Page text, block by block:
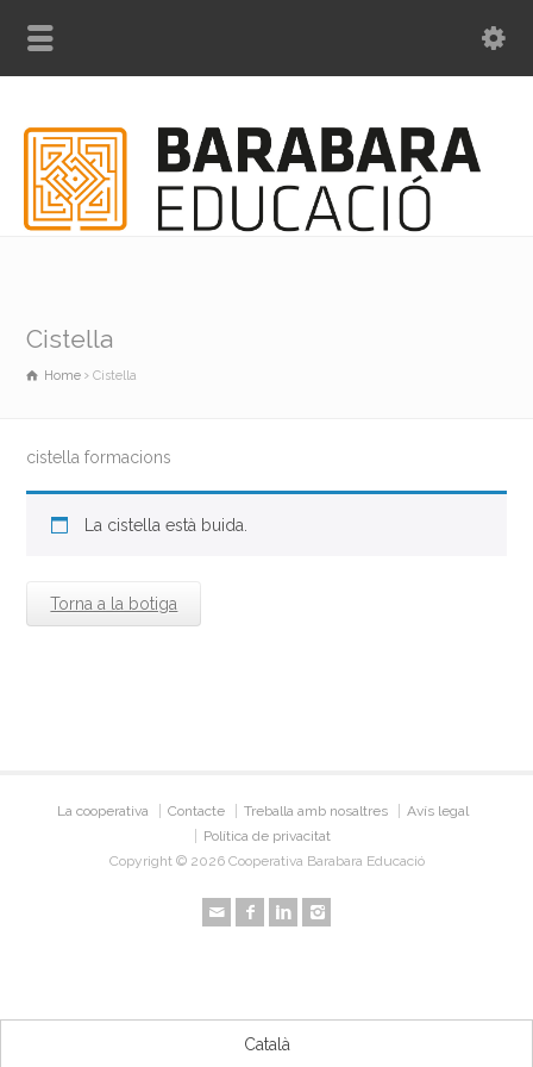
Cistella
Home Cistella
cistella formacions
La cistella està buida.
Torna a la botiga
La cooperativa Contacte Treballa amb nosaltres
Avís legal
Política de privacitat
Copyright © 2026 Cooperativa Barabara Educació
Català